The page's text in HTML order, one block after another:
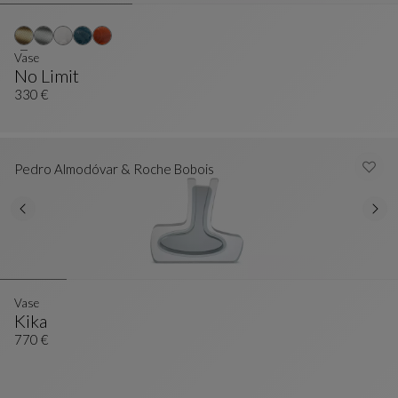
No Limit
Vase
Siehe Vollständige Beschreibung
Vase
330 €
Pedro Almodóvar & Roche Bobois
Kika
Vase
Siehe Vollständige Beschreibung
Vase
770 €